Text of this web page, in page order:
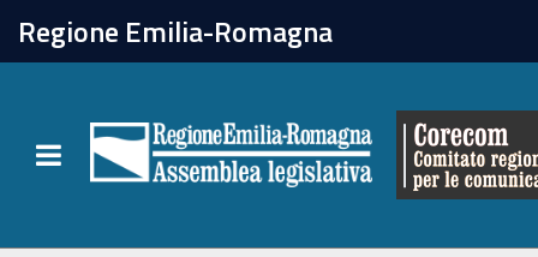
Regione Emilia-Romagna
Toggle navigation
chiudi
Le attività